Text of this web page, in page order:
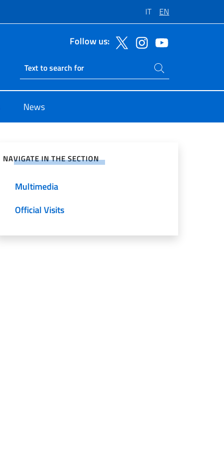
IT EN
Follow us:
Ricerca sito live
Search on site
News
NAVIGATE IN THE SECTION
Multimedia
Official Visits